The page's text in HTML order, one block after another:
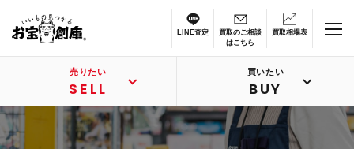
LINE査定
買取のご相談
はこちら
買取相場表
売りたい
SELL
買いたい
BUY